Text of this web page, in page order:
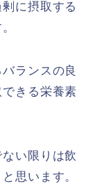
に摂取する
ランスの良
きる栄養素
い限りは飲
思います。